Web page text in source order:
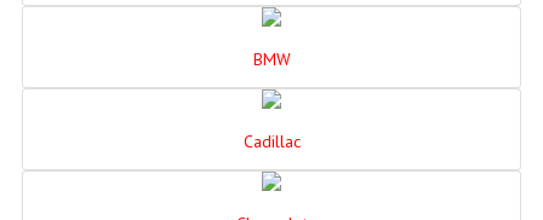
BMW
Cadillac